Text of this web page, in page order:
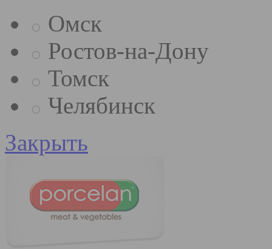
Омск
Ростов-на-Дону
Томск
Челябинск
Закрыть